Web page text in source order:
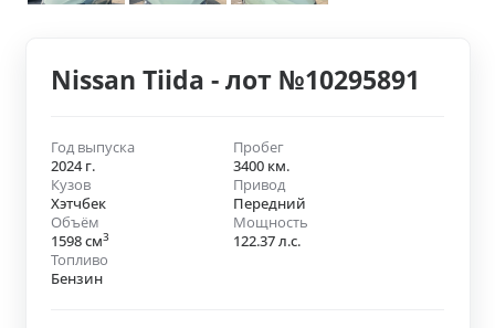
Nissan Tiida - лот №10295891
Год выпуска
2024 г.
Пробег
3400 км.
Кузов
Хэтчбек
Привод
Передний
Объём
1598 см3
Мощность
122.37 л.с.
Топливо
Бензин